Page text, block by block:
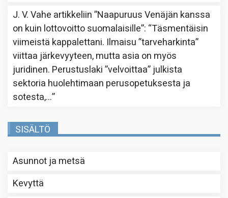
J. V. Vahe artikkeliin”Naapuruus Venäjän kanssa
on kuin lottovoitto suomalaisille”: “Täsmentäisin
viimeistä kappalettani. Ilmaisu ”tarveharkinta”
viittaa järkevyyteen, mutta asia on myös
juridinen. Perustuslaki ”velvoittaa” julkista
sektoria huolehtimaan perusopetuksesta ja
sotesta,…”
SISÄLTÖ
Asunnot ja metsä
Kevyttä